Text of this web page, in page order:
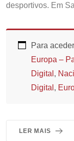
desportivos. Em
Para
Europa –
Digital ,
Digital ,
LER MAIS